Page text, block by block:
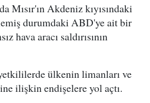
Mısır'ın Akdeniz kıyısındaki
durumdaki ABD'ye ait bir
hava aracı saldırısının
yetkililerde ülkenin limanları ve
ilişkin endişelere yol açtı.